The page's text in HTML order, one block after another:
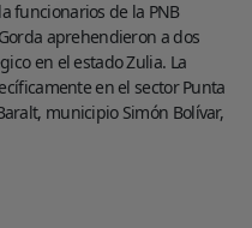
funcionarios de la PNB
aprehendieron a dos
en el estado Zulia. La
en el sector Punta
municipio Simón Bolívar,